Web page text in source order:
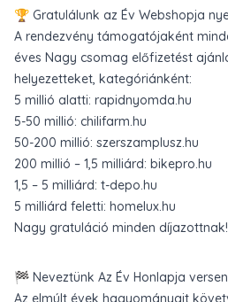
🏆 Gratulálunk az Év Webshopja
A rendezvény támogatójaként
éves Nagy csomag előfizetést
helyezetteket, kategóriánként:
5 millió alatti: rapidnyomda.hu
5-50 millió: chilifarm.hu
50-200 millió: szerszamplusz.hu
200 millió – 1,5 milliárd: bikepro.hu
1,5 – 5 milliárd: t-depo.hu
5 milliárd feletti: homelux.hu
Nagy gratuláció minden
🏁 Neveztünk Az Év Honlapja
Az elmúlt évek hagyományait